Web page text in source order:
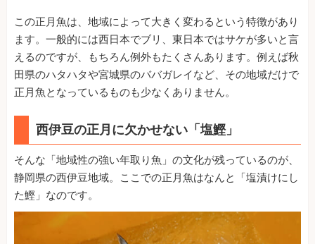
この正月魚は、地域によって大きく変わるという特徴があり
ます。一般的には西日本でブリ、東日本ではサケが多いと言
えるのですが、もちろん例外もたくさんあります。例えば秋
田県のハタハタや宮城県のババガレイなど、その地域だけで
正月魚となっているものも少なくありません。
西伊豆の正月に欠かせない「塩鰹」
そんな「地域性の強い年取り魚」の文化が残っているのが、
静岡県の西伊豆地域。ここでの正月魚はなんと「塩漬けにし
た鰹」なのです。